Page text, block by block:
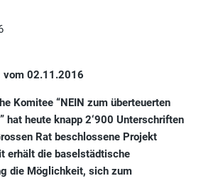
vom 02.11.2016
Komitee “NEIN zum überteuerten
hat heute knapp 2‘900 Unterschriften
Rat beschlossene Projekt
erhält die baselstädtische
die Möglichkeit, sich zum